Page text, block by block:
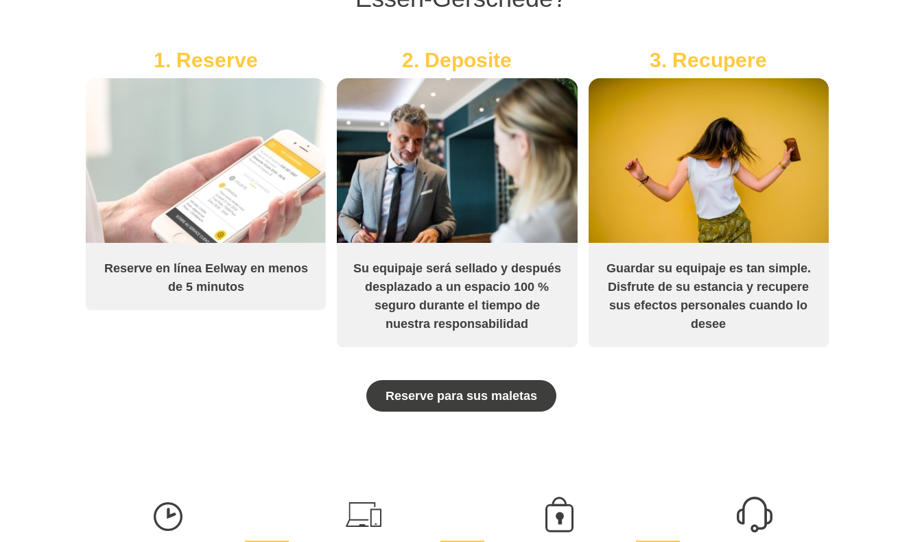
1. Reserve
Reserve en línea Eelway en menos
de 5 minutos
2. Deposite
Su equipaje será sellado y después
desplazado a un espacio 100 %
seguro durante el tiempo de
nuestra responsabilidad
3. Recupere
Guardar su equipaje es tan simple.
Disfrute de su estancia y recupere
sus efectos personales cuando lo
desee
Reserve para sus maletas